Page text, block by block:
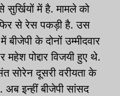
सुर्खियों में है. मामले को
से रेस पकड़ी है. उस
के दोनों उम्मीदवार
पोद्दार विजयी हुए थे.
सोरेन दूसरी वरीयता के
इन्हीं बीजेपी सांसद